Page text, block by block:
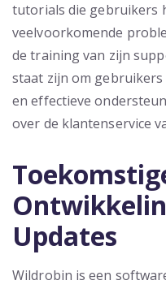
tutorials die gebruikers
veelvoorkomende
de training van zijn
staat zijn om
en effectieve
over de klantenservice
Updates
Wildrobin is een